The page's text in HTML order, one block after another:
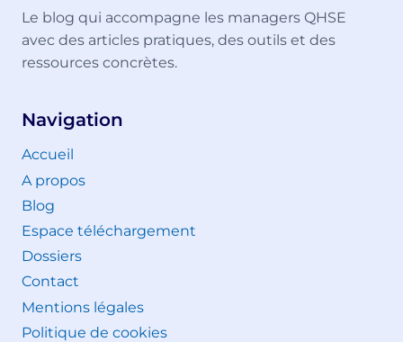
Le blog qui accompagne les managers QHSE
avec des articles pratiques, des outils et des
ressources concrètes.
Navigation
Accueil
A propos
Blog
Espace téléchargement
Dossiers
Contact
Mentions légales
Politique de cookies